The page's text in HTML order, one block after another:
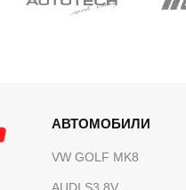
АВТОМОБИЛИ
VW GOLF MK8